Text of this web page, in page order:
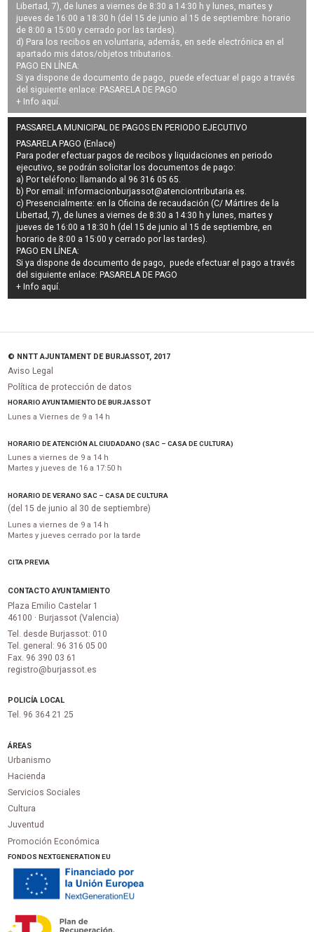
Libertad, 7), de lunes a viernes de 8:30 a 14:30 h y lunes, martes y
jueves de 16:00 a 18:30 h (del 15 de junio al 15 de septiembre: horario
de 8:00 a 15:00 y cerrado por las tardes).
d) Para los recibos en voluntaria, además, en sede electrónica en el
apartado mis datos/objetos tributarios.
PAGO EN LÍNEA:
Si ya dispone de documento de pago, puede efectuar el pago a través
del siguiente enlace: PASARELA DE PAGO
+ Info aquí.
PASSARELA MUNICIPAL DE PAGOS EN PERIODO EJECUTIVO
PASARELA PAGO (Enlace)
Para poder efectuar pagos derecibos y liquidaciones en periodo
ejecutivo, se podrán solicitar los documentos de pago:
a) Por teléfono: llamando al 96 316 05 65.
b) Por email:informacionburjassot@atenciontributaria.es.
c) Presencialmente: en la Oficina de recaudación (C/ Mártires de la
Libertad, 7), de lunes a viernes de 8:30 a 14:30 h y lunes, martes y
jueves de 16:00 a 18:30 h (del 15 de junio al 15 de septiembre, en
horario de 8:00 a 15:00 y cerrado por las tardes).
PAGO EN LÍNEA:
Si ya dispone de documento de pago, puede efectuar el pago a través
del siguiente enlace: PASARELA DE PAGO
+ Info aquí.
© NNTT AJUNTAMENT DE BURJASSOT, 2017
Aviso Legal
Política de protección de datos
HORARIO AYUNTAMIENTO DE BURJASSOT
Lunes a Viernes de 9 a 14 h
HORARIO DE ATENCIÓN AL CIUDADANO (SAC – CASA DE CULTURA)
Lunes a viernes de 9 a 14 h
Martes y jueves de 16 a 17:50 h
HORARIO DE VERANO SAC – CASA DE CULTURA
(del 15 de junio al 30 de septiembre)
Lunes a viernes de 9 a 14 h
Martes y jueves cerrado por la tarde
CITA PREVIA
CONTACTO AYUNTAMIENTO
Plaza Emilio Castelar 1
46100 · Burjassot (Valencia)
Tel. desde Burjassot: 010
Tel. general: 96 316 05 00
Fax. 96 390 03 61
registro@burjassot.es
POLICÍA LOCAL
Tel. 96 364 21 25
ÁREAS
Urbanismo
Hacienda
Servicios Sociales
Cultura
Juventud
Promoción Económica
FONDOS NEXTGENERATION EU